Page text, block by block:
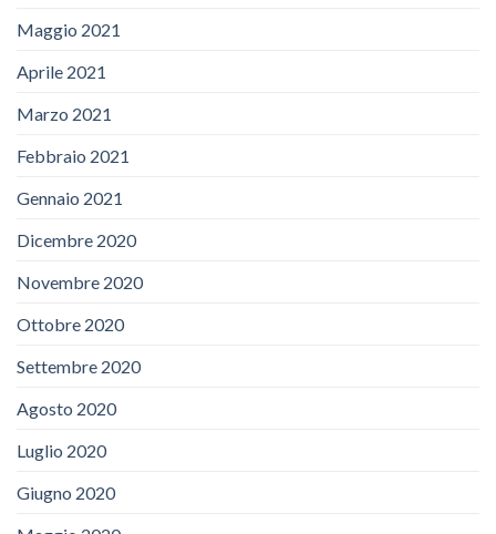
Maggio 2021
Aprile 2021
Marzo 2021
Febbraio 2021
Gennaio 2021
Dicembre 2020
Novembre 2020
Ottobre 2020
Settembre 2020
Agosto 2020
Luglio 2020
Giugno 2020